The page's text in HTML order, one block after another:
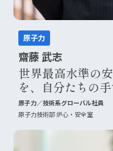
原子力
齋藤 武志
世界最高水準の
を、自分たちの
原子力／技術系グローバル社員
原子力技術部 炉心・安全室